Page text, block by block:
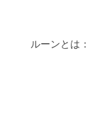
ルーンとは：